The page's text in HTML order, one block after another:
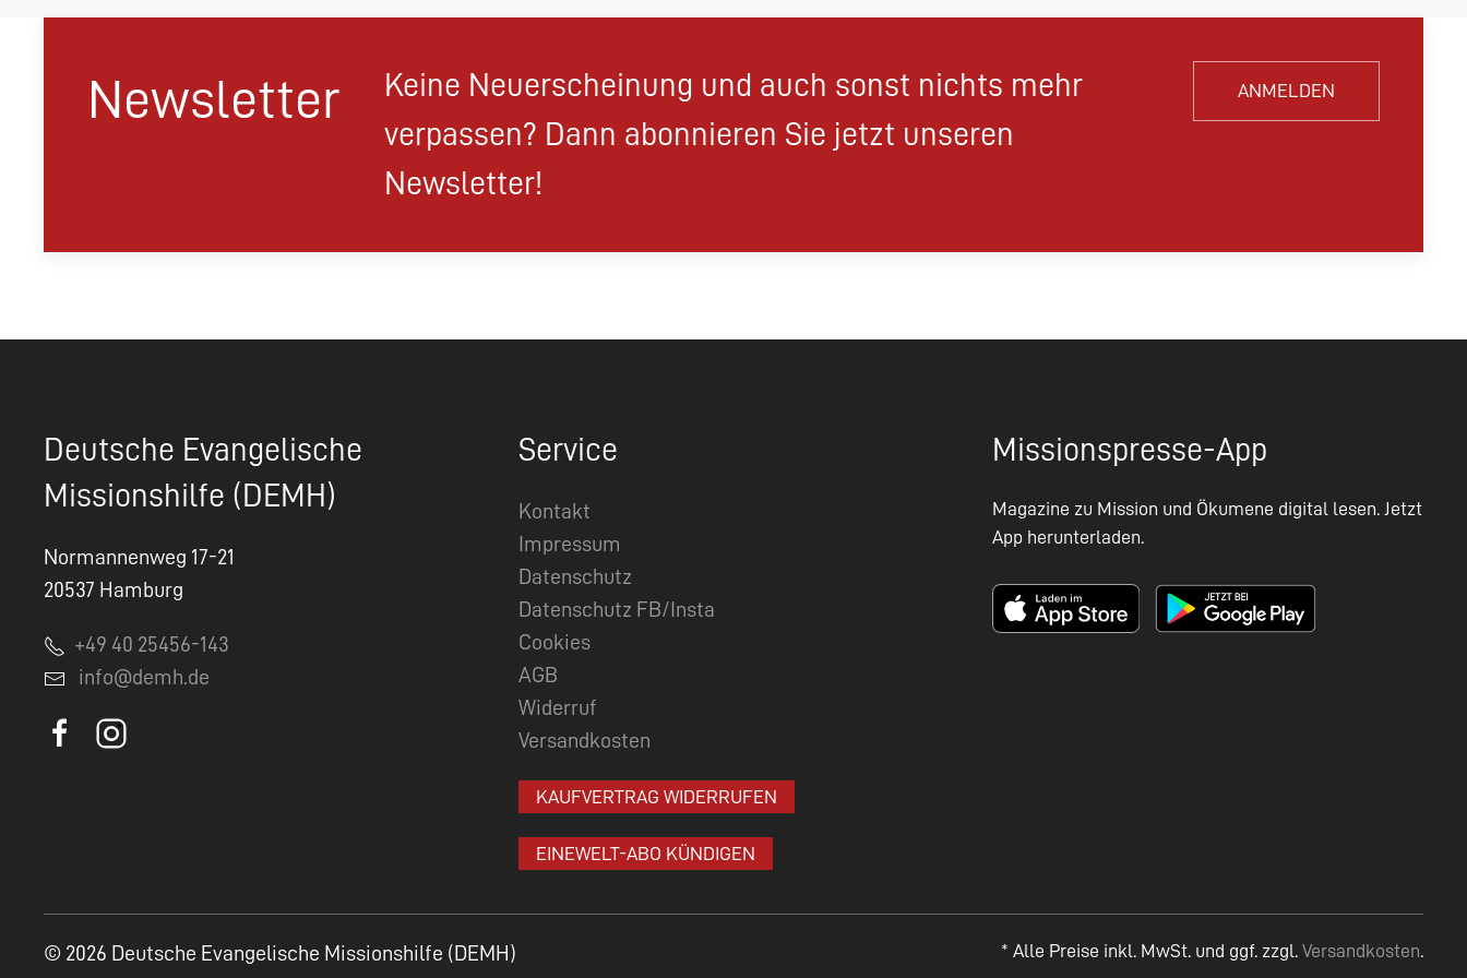
Newsletter
Keine Neuerscheinung und auch sonst nichts mehr
verpassen? Dann abonnieren Sie jetzt unseren
Newsletter!
ANMELDEN
Deutsche Evangelische
Missionshilfe (DEMH)
Normannenweg 17-21
20537 Hamburg
+49 40 25456-143
info@demh.de
Service
Kontakt
Impressum
Datenschutz
Datenschutz FB/Insta
Cookies
AGB
Widerruf
Versandkosten
KAUFVERTRAG WIDERRUFEN
EINEWELT-ABO KÜNDIGEN
Missionspresse-App
Magazine zu Mission und Ökumene digital lesen. Jetzt
App herunterladen.
* Alle Preise inkl. MwSt. und ggf. zzgl. Versandkosten.
© 2026 Deutsche Evangelische Missionshilfe (DEMH)